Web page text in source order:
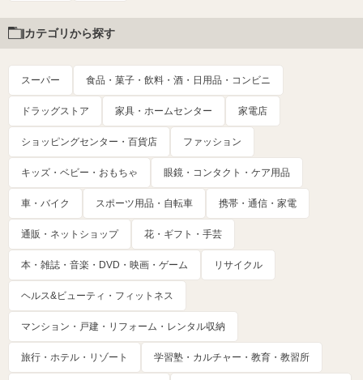
カテゴリから探す
スーパー 食品・菓子・飲料・酒・日用品・コンビニ
ドラッグストア 家具・ホームセンター 家電店
ショッピングセンター・百貨店 ファッション
キッズ・ベビー・おもちゃ 眼鏡・コンタクト・ケア用品
車・バイク スポーツ用品・自転車 携帯・通信・家電
通販・ネットショップ 花・ギフト・手芸
本・雑誌・音楽・DVD・映画・ゲーム リサイクル
ヘルス&ビューティ・フィットネス
マンション・戸建・リフォーム・レンタル収納
旅行・ホテル・リゾート 学習塾・カルチャー・教育・教習所